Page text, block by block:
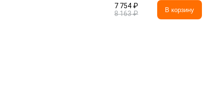
7 754 ₽
8 163 ₽
В корзину